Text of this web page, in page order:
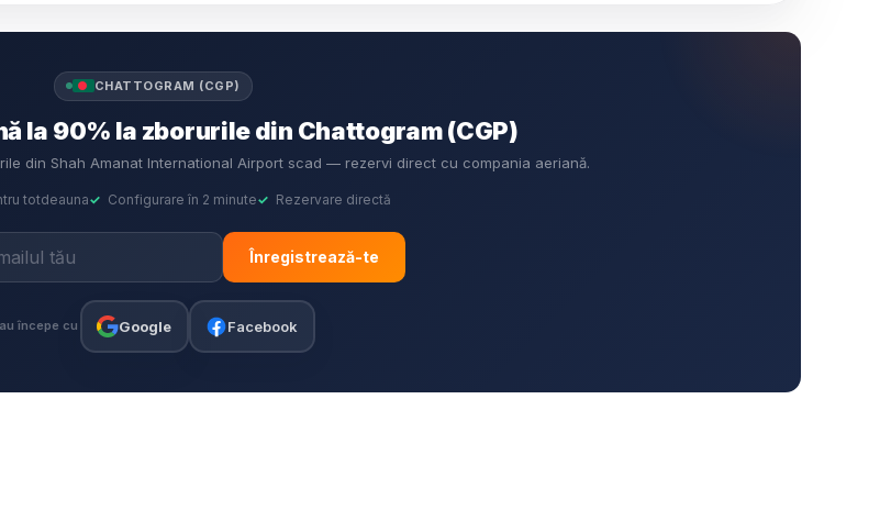
CHATTOGRAM (CGP)
la 90% la zborurile din Chattogram (CGP)
din Shah Amanat International Airport scad — rezervi direct cu compania aeriană.
totdeauna✓ Configurare în 2 minute✓ Rezervare directă
Înregistrează-te
începe cu Google Facebook